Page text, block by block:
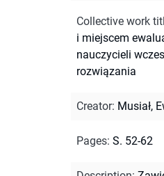
Collective work
i miejscem
nauczycieli
rozwiązania
Creator: Musiał,
Pages: S. 52-62